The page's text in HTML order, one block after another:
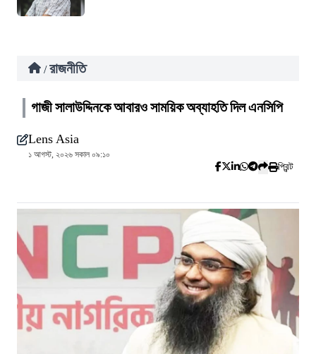
/ রাজনীতি
গাজী সালাউদ্দিনকে আবারও সাময়িক অব্যাহতি দিল এনসিপি
Lens Asia
১ আগস্ট, ২০২৬ সকাল ০৯:১০
প্রিন্ট